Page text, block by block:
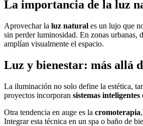
La importancia de la luz
Aprovechar la luz natural es un lujo que
sin perder luminosidad. En zonas urbanas,
amplían visualmente el espacio.
Luz y bienestar: más allá
La iluminación no solo define la estética,
proyectos incorporan sistemas inteligentes
Otra tendencia en auge es la cromoterapia
Integrar esta técnica en un spa o baño de